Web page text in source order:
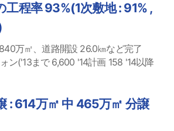
工程率 93%(1次敷地 : 91% ,
万㎡、道路開設 26.0㎞など完了
ン('13まで 6,600 '14計画 158 '14以降
: 614万㎡ 中 465万㎡ 分譲